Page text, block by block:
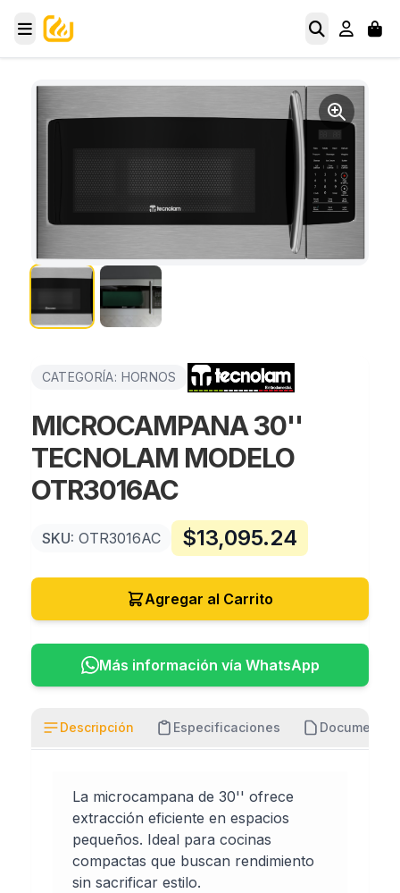
CATEGORÍA: HORNOS
MICROCAMPANA 30''
TECNOLAM MODELO
OTR3016AC
SKU: OTR3016AC $13,095.24
Agregar al Carrito
Más información vía WhatsApp
Descripción Especificaciones Documentos
La microcampana de 30'' ofrece
extracción eficiente en espacios
pequeños. Ideal para cocinas
compactas que buscan rendimiento
sin sacrificar estilo.